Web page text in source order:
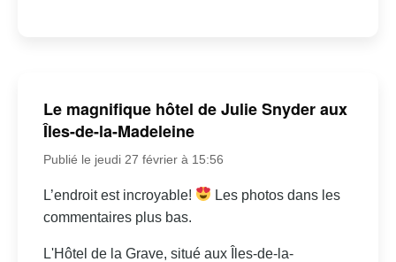
Le magnifique hôtel de Julie Snyder aux
Îles-de-la-Madeleine
Publié le jeudi 27 février à 15:56
L’endroit est incroyable!
Les photos dans les
commentaires plus bas.
L'Hôtel de la Grave, situé aux Îles-de-la-